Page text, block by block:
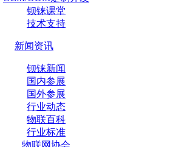
钡铼课堂
技术支持
新闻资讯
钡铼新闻
国内参展
国外参展
行业动态
物联百科
行业标准
物联网协会